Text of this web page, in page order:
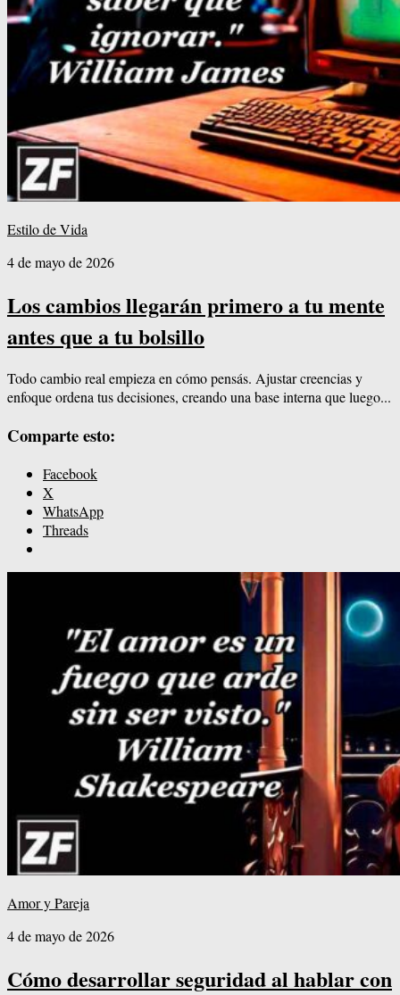
Estilo de Vida
4 de mayo de 2026
Los cambios llegarán primero a tu mente
antes que a tu bolsillo
Todo cambio real empieza en cómo pensás. Ajustar creencias y
enfoque ordena tus decisiones, creando una base interna que luego...
Comparte esto:
Facebook
X
WhatsApp
Threads
Amor y Pareja
4 de mayo de 2026
Cómo desarrollar seguridad al hablar con